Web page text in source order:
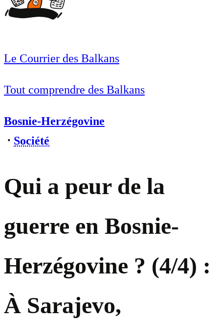
Le Courrier des Balkans
Tout comprendre des Balkans
Bosnie-Herzégovine
⋅ Société
Qui a peur de la
guerre en Bosnie-
Herzégovine ? (4/4) :
À Sarajevo,